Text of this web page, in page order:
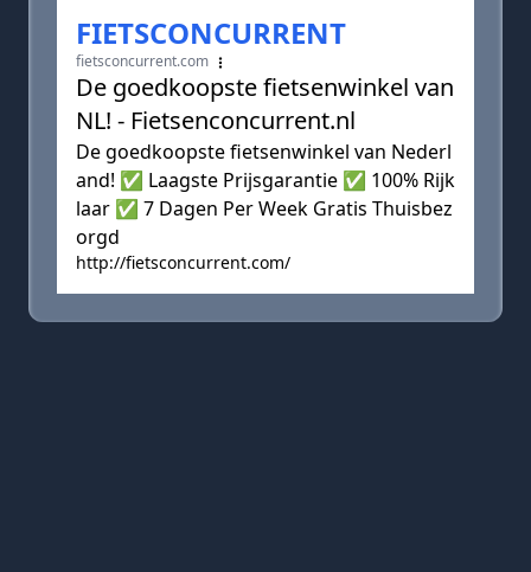
FIETSCONCURRENT
fietsconcurrent.com
De goedkoopste fietsenwinkel van
NL! - Fietsenconcurrent.nl
De goedkoopste fietsenwinkel van Nederl
and! ✅ Laagste Prijsgarantie ✅ 100% Rijk
laar ✅ 7 Dagen Per Week Gratis Thuisbez
orgd
http://fietsconcurrent.com/